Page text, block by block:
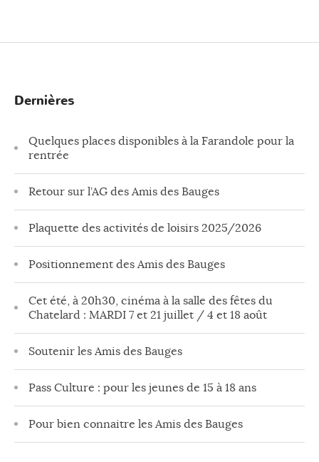
Dernières
Quelques places disponibles à la Farandole pour la
rentrée
Retour sur l’AG des Amis des Bauges
Plaquette des activités de loisirs 2025/2026
Positionnement des Amis des Bauges
Cet été, à 20h30, cinéma à la salle des fêtes du
Chatelard : MARDI 7 et 21 juillet / 4 et 18 août
Soutenir les Amis des Bauges
Pass Culture : pour les jeunes de 15 à 18 ans
Pour bien connaitre les Amis des Bauges